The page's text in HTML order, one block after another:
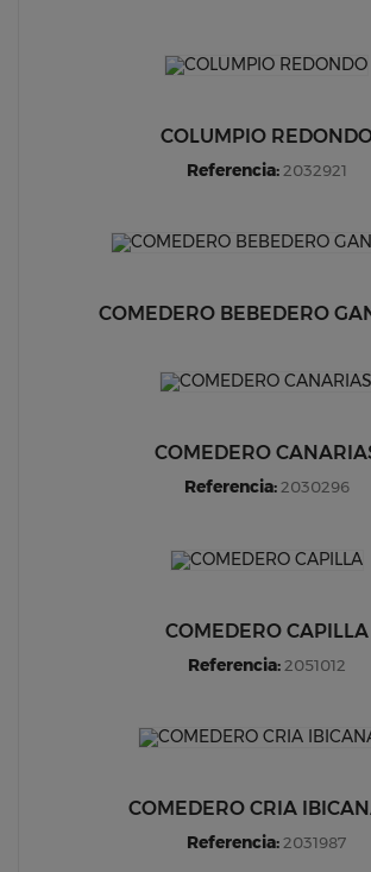
COLUMPIO
Referencia: 2032921
COMEDERO BEBEDERO
COMEDERO
Referencia: 2030296
COMEDERO CAPILLA
Referencia: 2051012
COMEDERO CRIA
Referencia:2031987